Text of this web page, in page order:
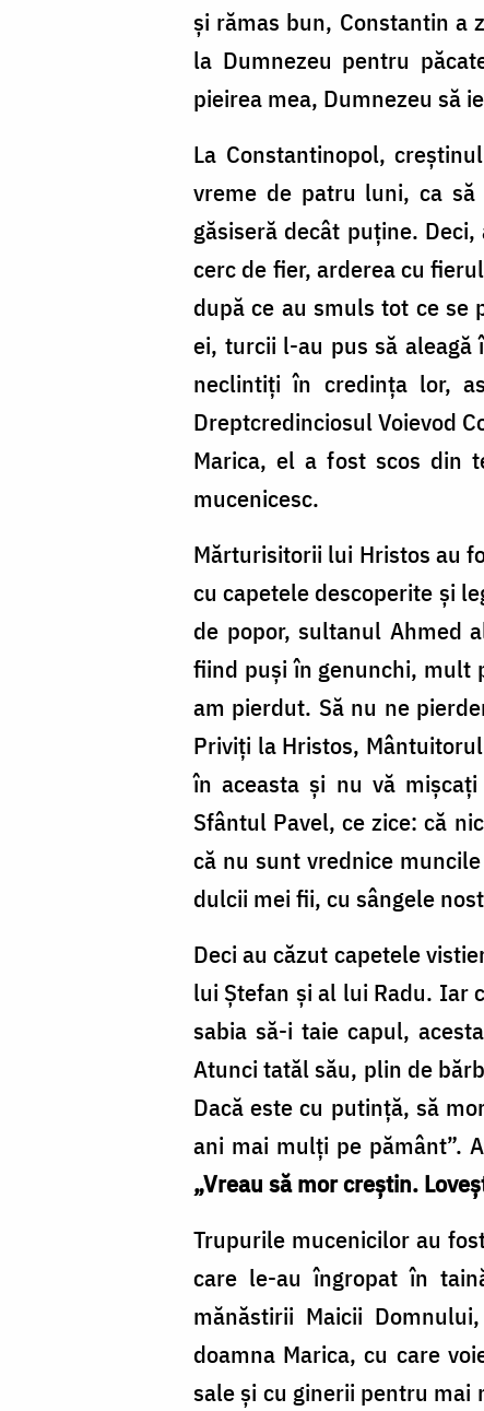
și rămas bun, Constantin a
la Dumnezeu pentru
pieirea mea, Dumnezeu să
La Constantinopol,
vreme de patru luni, ca
găsiseră decât puține.
cerc de fier, arderea cu
după ce au smuls tot ce se
ei, turcii l-au pus să aleagă
neclintiți în credința lor,
Dreptcredinciosul Voievod
Marica, el a fost scos din
mucenicesc.
Mărturisitorii lui Hristos au
cu capetele descoperite și
de popor, sultanul Ahmed
fiind puși în genunchi, mult
am pierdut. Să nu ne
Priviți la Hristos,
în aceasta și nu vă
Sfântul Pavel, ce zice: că
că nu sunt vrednice
dulcii mei fii, cu sângele
Deci au căzut capetele
lui Ștefan și al lui Radu. Iar
sabia să-i taie capul,
Atunci tatăl său, plin de
Dacă este cu putință, să
ani mai mulți pe pământ”.
„Vreau să mor creștin.
Trupurile mucenicilor au
care le-au îngropat în
mănăstirii Maicii
doamna Marica, cu care
sale și cu ginerii pentru